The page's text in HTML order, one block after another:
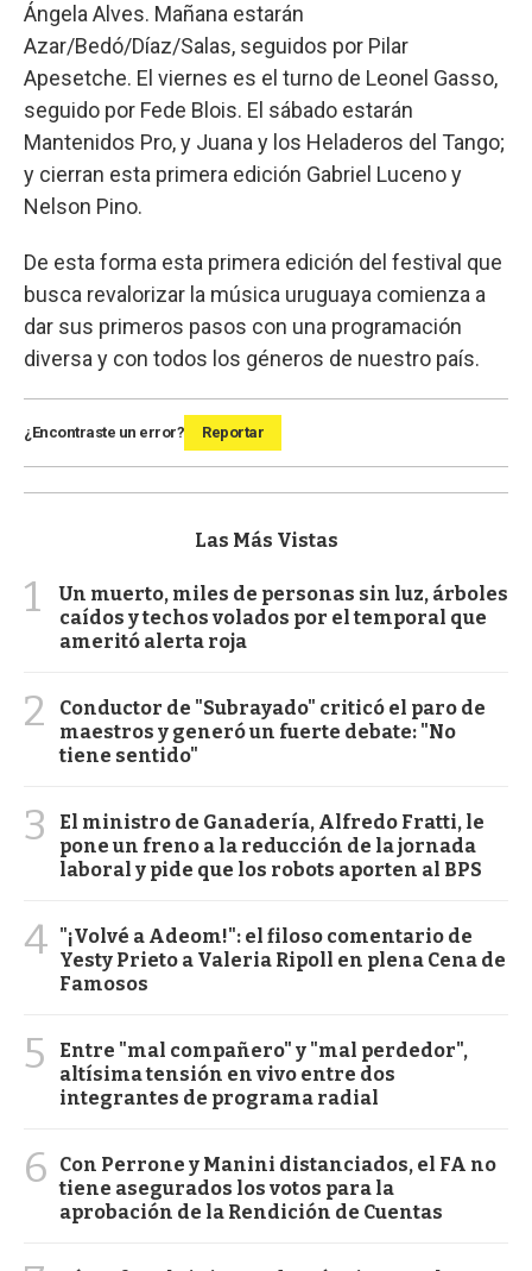
Ángela Alves. Mañana estarán
Azar/Bedó/Díaz/Salas, seguidos por Pilar
Apesetche. El viernes es el turno de Leonel Gasso,
seguido por Fede Blois. El sábado estarán
Mantenidos Pro, y Juana y los Heladeros del Tango;
y cierran esta primera edición Gabriel Luceno y
Nelson Pino.
De esta forma esta primera edición del festival que
busca revalorizar la música uruguaya comienza a
dar sus primeros pasos con una programación
diversa y con todos los géneros de nuestro país.
¿Encontraste un error? Reportar
Las Más Vistas
1
Un muerto, miles de personas sin luz, árboles
caídos y techos volados por el temporal que
ameritó alerta roja
2
Conductor de "Subrayado" criticó el paro de
maestros y generó un fuerte debate: "No
tiene sentido"
3
El ministro de Ganadería, Alfredo Fratti, le
pone un freno a la reducción de la jornada
laboral y pide que los robots aporten al BPS
4 "¡Volvé a Adeom!": el filoso comentario de
Yesty Prieto a Valeria Ripoll en plena Cena de
Famosos
5
Entre "mal compañero" y "mal perdedor",
altísima tensión en vivo entre dos
integrantes de programa radial
6
Con Perrone y Manini distanciados, el FA no
tiene asegurados los votos para la
aprobación de la Rendición de Cuentas